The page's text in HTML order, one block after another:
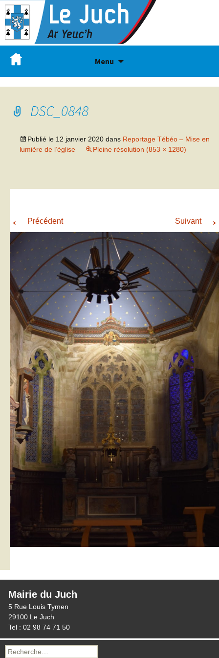
Menu
DSC_0848
Publié le 12 janvier 2020 dans Reportage Tébéo – Mise en
lumière de l’église
Pleine résolution (853 × 1280)
← Précédent Suivant →
Mairie du Juch
5 Rue Louis Tymen
29100 Le Juch
Tel : 02 98 74 71 50
Recherche